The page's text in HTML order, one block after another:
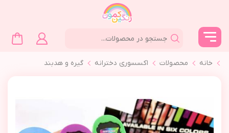
خانه محصولات اکسسوری دخترانه گیره و هدبند